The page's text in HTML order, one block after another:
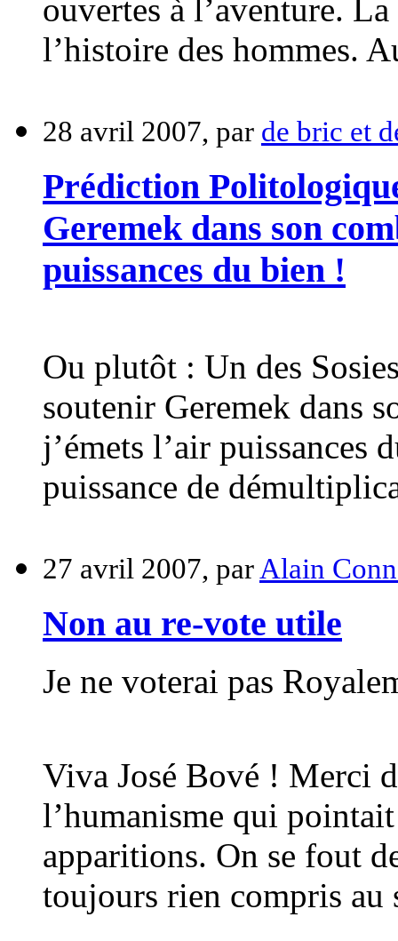
ouvertes à l’aventure.
l’histoire des hommes.
28 avril 2007, par de bric et
Prédiction
Geremek dans son
puissances du bien !
Ou plutôt : Un des
soutenir Geremek dans
j’émets l’air puissances
puissance de
27 avril 2007, parAlain
Non au re-vote utile
Je ne voterai pas
Viva José Bové ! Merci
l’humanisme qui
apparitions. On se fout
toujours rien compris au